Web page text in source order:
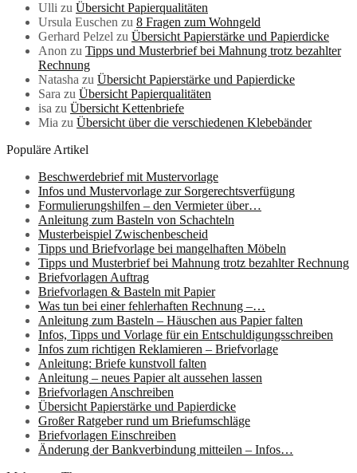
Ulli zu Übersicht Papierqualitäten
Ursula Euschen zu 8 Fragen zum Wohngeld
Gerhard Pelzel zu Übersicht Papierstärke und Papierdicke
Anon zu Tipps und Musterbrief bei Mahnung trotz bezahlter
Rechnung
Natasha zu Übersicht Papierstärke und Papierdicke
Sara zu Übersicht Papierqualitäten
isa zu Übersicht Kettenbriefe
Mia zu Übersicht über die verschiedenen Klebebänder
Populäre Artikel
Beschwerdebrief mit Mustervorlage
Infos und Mustervorlage zur Sorgerechtsverfügung
Formulierungshilfen – den Vermieter über…
Anleitung zum Basteln von Schachteln
Musterbeispiel Zwischenbescheid
Tipps und Briefvorlage bei mangelhaften Möbeln
Tipps und Musterbrief bei Mahnung trotz bezahlter Rechnung
Briefvorlagen Auftrag
Briefvorlagen & Basteln mit Papier
Was tun bei einer fehlerhaften Rechnung –…
Anleitung zum Basteln – Häuschen aus Papier falten
Infos, Tipps und Vorlage für ein Entschuldigungsschreiben
Infos zum richtigen Reklamieren – Briefvorlage
Anleitung: Briefe kunstvoll falten
Anleitung – neues Papier alt aussehen lassen
Briefvorlagen Anschreiben
Übersicht Papierstärke und Papierdicke
Großer Ratgeber rund um Briefumschläge
Briefvorlagen Einschreiben
Änderung der Bankverbindung mitteilen – Infos…